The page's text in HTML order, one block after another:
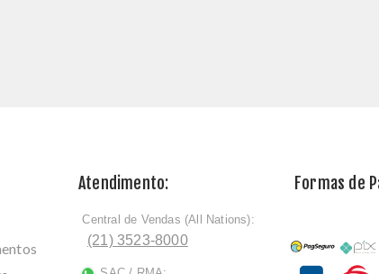
Atendimento:
ﾠCentral de Vendas (All Nations):
(21) 3523-8000
Formas de